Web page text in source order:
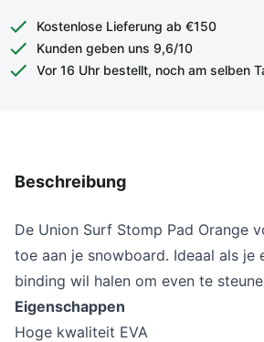
Kostenlose Lieferung ab €150
Kunden geben uns 9,6/10
Vor 16 Uhr bestellt, noch am selben
Beschreibung
De Union Surf Stomp Pad Orange
toe aan je snowboard. Ideaal als je
binding wil halen om even te
Eigenschappen
Hoge kwaliteit EVA